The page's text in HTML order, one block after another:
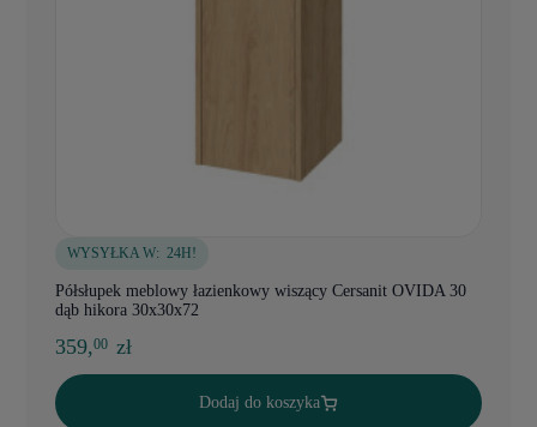
WYSYŁKA W: 24H!
Półsłupek meblowy łazienkowy wiszący Cersanit OVIDA 30
dąb hikora 30x30x72
359,00 zł
Dodaj do koszyka